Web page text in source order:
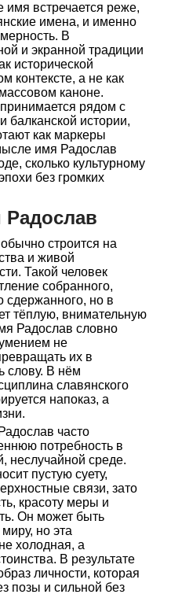
имя встречается реже,
имена, и именно
В
и экранной традиции
исторической
контексте, а не как
каноне.
рядом с
балканской истории,
как маркеры
имя Радослав
сколько культурному
без громких
Радослав
строится на
и живой
Такой человек
собранного,
сдержанного, но в
тёплую, внимательную
Радослав словно
не
их в
слову. В нём
славянского
напоказ, а
часто
потребность в
неслучайной среде.
пустую суету,
связи, зато
красоту меры и
Он может быть
но эта
холодная, а
В результате
личности, которая
позы и сильной без